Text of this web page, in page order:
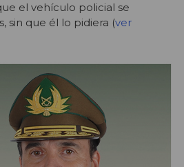
el vehículo policial se
sin que él lo pidiera (ver